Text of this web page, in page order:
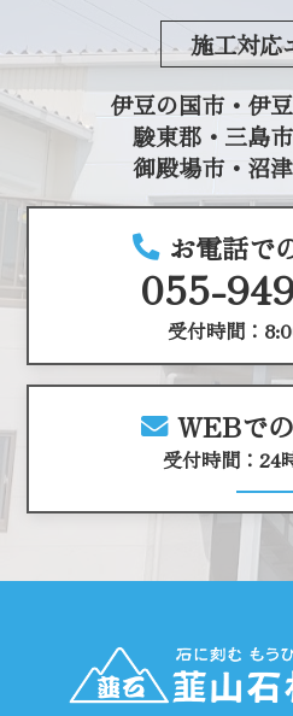
施工対応
伊豆の国市・伊
駿東郡・三島
御殿場市・沼
お電話で
055-
受付時間：
WEBで
受付時間：24